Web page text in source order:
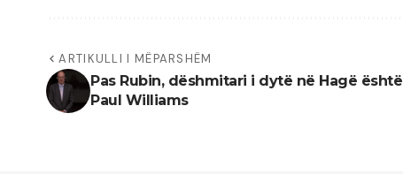
ARTIKULLI I MËPARSHËM
Pas Rubin, dëshmitari i dytë në Hagë është
Paul Williams